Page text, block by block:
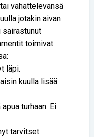
vähättelevänsä
jotakin aivan
sairastunut
toimivat
läpi.
kuulla lisää.
turhaan. Ei
tarvitset.